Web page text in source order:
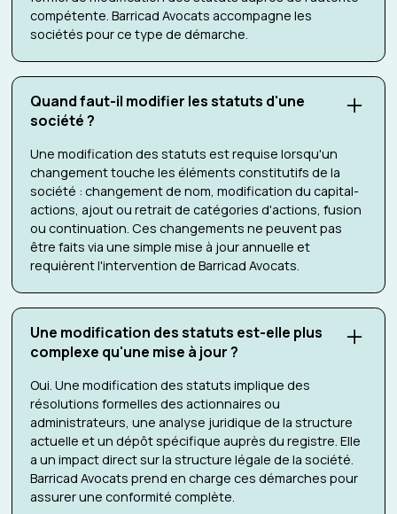
compétente. Barricad Avocats accompagne les
sociétés pour ce type de démarche.
Quand faut-il modifier les statuts d'une
société ?
Une modification des statuts est requise lorsqu'un
changement touche les éléments constitutifs de la
société : changement de nom, modification du capital-
actions, ajout ou retrait de catégories d'actions, fusion
ou continuation. Ces changements ne peuvent pas
être faits via une simple mise à jour annuelle et
requièrent l'intervention de Barricad Avocats.
Une modification des statuts est-elle plus
complexe qu'une mise à jour ?
Oui. Une modification des statuts implique des
résolutions formelles des actionnaires ou
administrateurs, une analyse juridique de la structure
actuelle et un dépôt spécifique auprès du registre. Elle
a un impact direct sur la structure légale de la société.
Barricad Avocats prend en charge ces démarches pour
assurer une conformité complète.